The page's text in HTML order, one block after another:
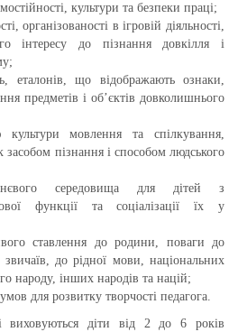
культури та безпеки праці;
організованості в ігровій діяльності,
інтересу до пізнання довкілля і
еталонів, що відображають ознаки,
предметів і об’єктів довколишнього
мовлення та спілкування,
пізнання і способом людського
середовища для дітей з
функції та соціалізації їх у
ставлення до родини, поваги до
до рідної мови, національних
народу, інших народів та націй;
для розвитку творчості педагога.
виховуються діти від 2 до 6 років